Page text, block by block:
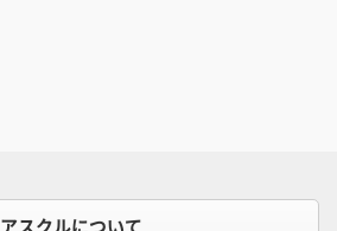
アスクルについて